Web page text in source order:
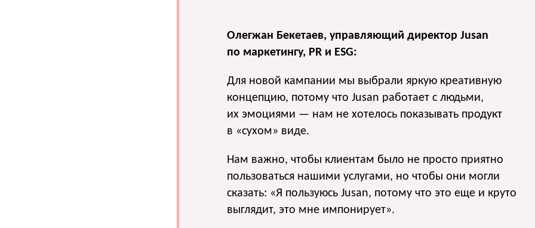
Олегжан Бекетаев, управляющий директор Jusan
по маркетингу, PR и ESG:
Для новой кампании мы выбрали яркую креативную
концепцию, потому что Jusan работает с людьми,
их эмоциями — нам не хотелось показывать продукт
в «сухом» виде.
Нам важно, чтобы клиентам было не просто приятно
пользоваться нашими услугами, но чтобы они могли
сказать: «Я пользуюсь Jusan, потому что это еще и круто
выглядит, это мне импонирует».